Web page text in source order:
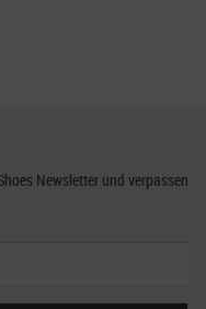
Newsletter und verpassen